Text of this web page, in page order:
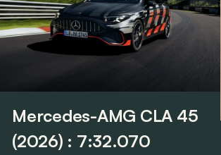
Mercedes-AMG CLA 45
(2026) : 7:32.070